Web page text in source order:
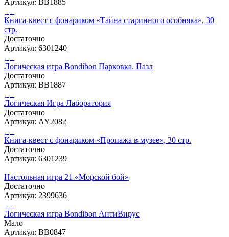
Книга-квест с фонариком «Тайна старинного особняка», 30
стр.
Достаточно
Артикул: 6301240
Логическая игра Bondibon Парковка. Пазл
Достаточно
Артикул: ВВ1887
Логическая Игра Лаборатория
Достаточно
Артикул: AY2082
Книга-квест с фонариком «Пропажа в музее», 30 стр.
Достаточно
Артикул: 6301239
Настольная игра 21 «Морской бой»
Достаточно
Артикул: 2399636
Логическая игра Bondibon АнтиВирус
Мало
Артикул: ВВ0847